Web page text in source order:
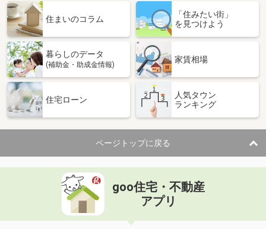
住まいのコラム
「住みたい街」
を見つけよう
暮らしのデータ
(補助金・助成金情報)
家賃相場
住宅ローン
人気タウン
ランキング
ページトップに戻る
goo住宅・不動産
アプリ